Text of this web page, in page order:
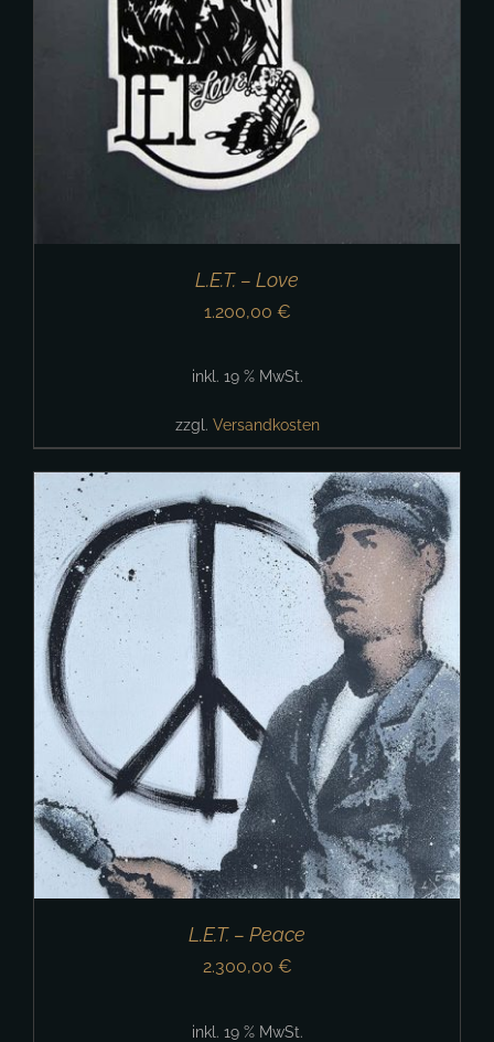
L.E.T. – Love
1.200,00 €
inkl. 19 % MwSt.
zzgl. Versandkosten
L.E.T. – Peace
2.300,00 €
inkl. 19 % MwSt.